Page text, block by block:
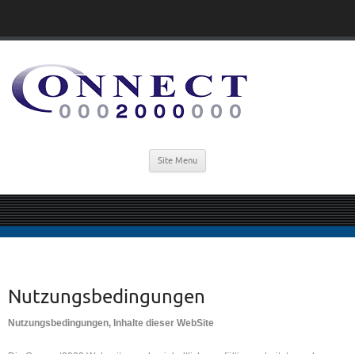
Site Menu
Nutzungsbedingungen
Nutzungsbedingungen, Inhalte dieser WebSite